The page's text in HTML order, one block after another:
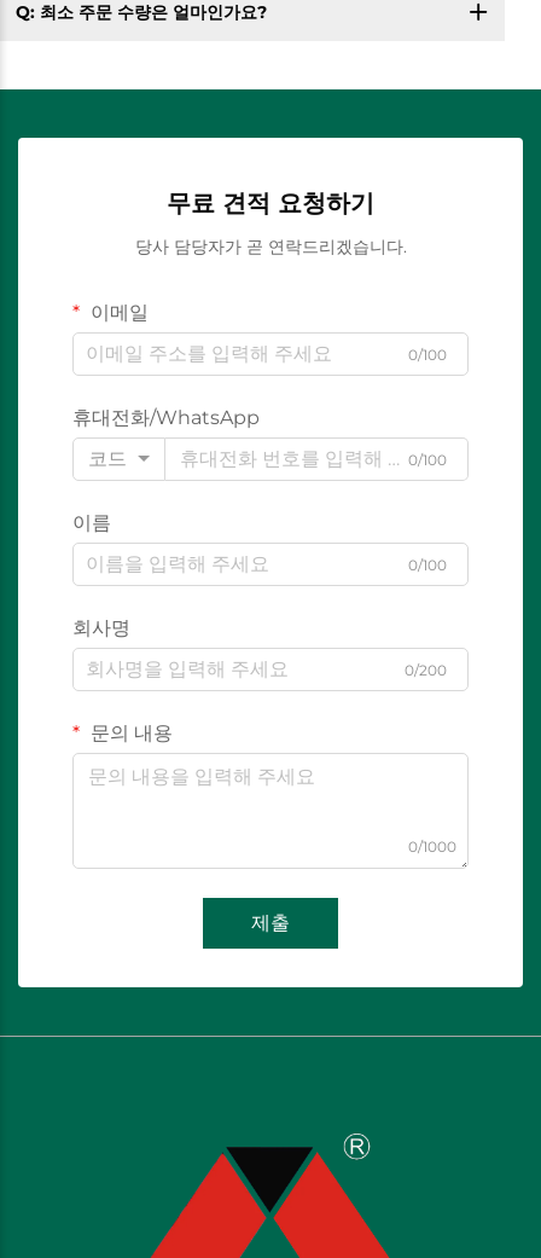
Q: 최소 주문 수량은 얼마인가요?
무료 견적 요청하기
당사 담당자가 곧 연락드리겠습니다.
이메일
0/100
휴대전화/WhatsApp
코드
0/100
이름
0/100
회사명
0/200
문의 내용
0/1000
제출